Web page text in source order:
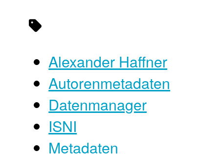
Alexander Haffner
Autorenmetadaten
Datenmanager
ISNI
Metadaten